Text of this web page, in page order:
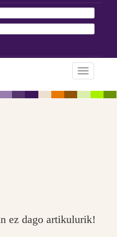
ez dago artikulurik!